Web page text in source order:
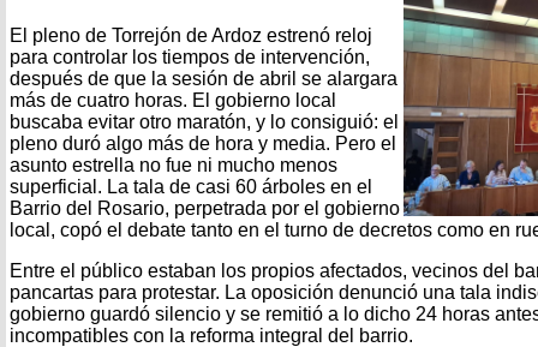
El pleno de Torrejón de Ardoz estrenó reloj
para controlar los tiempos de intervención,
después de que la sesión de abril se alargara
más de cuatro horas. El gobierno local
buscaba evitar otro maratón, y lo consiguió: el
pleno duró algo más de hora y media. Pero el
asunto estrella no fue ni mucho menos
superficial. La tala de casi 60 árboles en el
Barrio del Rosario, perpetrada por el gobierno
local, copó el debate tanto en el turno de decretos como en
Entre el público estaban los propios afectados, vecinos del
pancartas para protestar. La oposición denunció una tala
gobierno guardó silencio y se remitió a lo dicho 24 horas
incompatibles con la reforma integral del barrio.